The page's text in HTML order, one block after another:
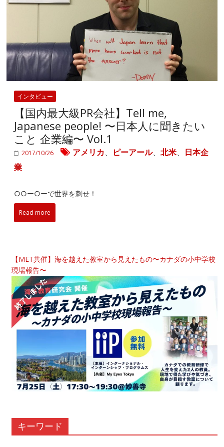
インタビュー
【国内最大級PR会社】Tell me,
Japanese people! 〜日本人に聞きたい
こと 企業編〜 Vol.1
2017/10/26 アメリカ、 ピーアール、北米、 日本企
業
○○ー○ーで世界を刺せ！
Read more
【MET共催】海を越えた教室から見えたもの〜カナダの小中学校
現場報告〜
キーワード